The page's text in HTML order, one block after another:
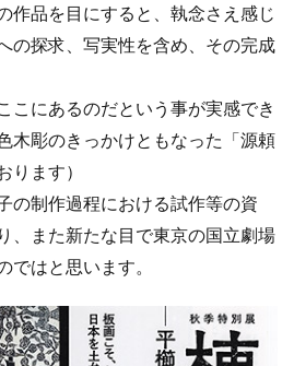
作品を目にすると、執念さえ感じ
の探求、写実性を含め、その完成
こにあるのだという事が実感でき
木彫のきっかけともなった「源頼
ります）
の制作過程における試作等の資
、また新たな目で東京の国立劇場
ではと思います。